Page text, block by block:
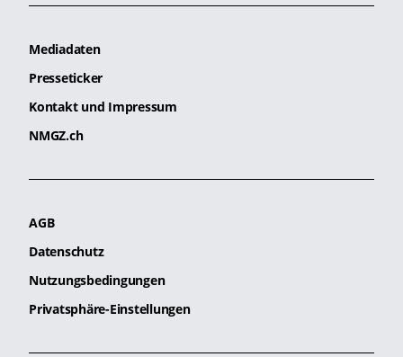
Mediadaten
Presseticker
Kontakt und Impressum
NMGZ.ch
AGB
Datenschutz
Nutzungsbedingungen
Privatsphäre-Einstellungen